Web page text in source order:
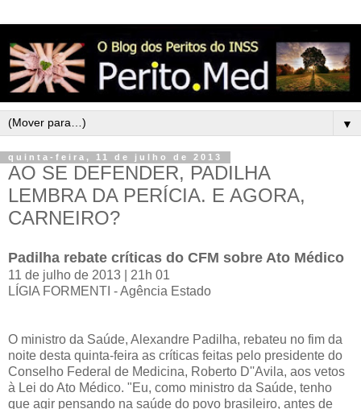
▼
quinta-feira, 11 de julho de 2013
AO SE DEFENDER, PADILHA
LEMBRA DA PERÍCIA. E AGORA,
CARNEIRO?
Padilha rebate críticas do CFM sobre Ato Médico
11 de julho de 2013 | 21h 01
LÍGIA FORMENTI - Agência Estado
O ministro da Saúde, Alexandre Padilha, rebateu no fim da
noite desta quinta-feira as críticas feitas pelo presidente do
Conselho Federal de Medicina, Roberto D''Avila, aos vetos
à Lei do Ato Médico. "Eu, como ministro da Saúde, tenho
que agir pensando na saúde do povo brasileiro, antes de